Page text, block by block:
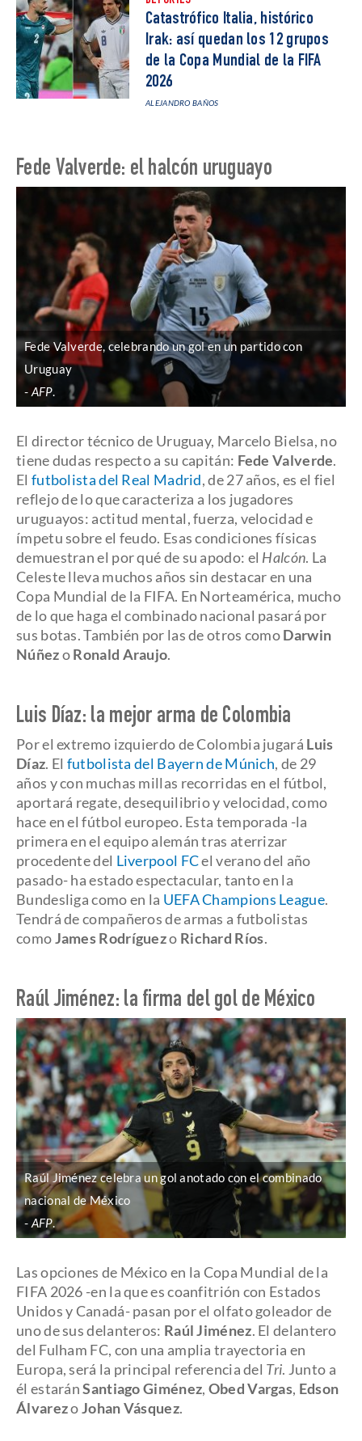
Catastrófico Italia, histórico
Irak: así quedan los 12 grupos
de la Copa Mundial de la FIFA
2026
ALEJANDRO BAÑOS
Fede Valverde: el halcón uruguayo
Fede Valverde, celebrando un gol en un partido con
Uruguay
AFP.
El director técnico de Uruguay, Marcelo Bielsa, no
tiene dudas respecto a su capitán: Fede Valverde.
El futbolista del Real Madrid, de 27 años, es el fiel
reflejo de lo que caracteriza a los jugadores
uruguayos: actitud mental, fuerza, velocidad e
ímpetu sobre el feudo. Esas condiciones físicas
demuestran el por qué de su apodo: el Halcón. La
Celeste lleva muchos años sin destacar en una
Copa Mundial de la FIFA. En Norteamérica, mucho
de lo que haga el combinado nacional pasará por
sus botas. También por las de otros comoDarwin
NúñezoRonald Araujo.
Luis Díaz: la mejor arma de Colombia
Por el extremo izquierdo de Colombia jugará Luis
Díaz. El futbolista del Bayern de Múnich, de 29
años y con muchas millas recorridas en el fútbol,
aportará regate, desequilibrio y velocidad, como
hace en el fútbol europeo. Esta temporada -la
primera en el equipo alemán tras aterrizar
procedente del Liverpool FCel verano del año
pasado- ha estado espectacular, tanto en la
Bundesliga como en la UEFA Champions League.
Tendrá de compañeros de armas a futbolistas
comoJames Rodríguezo Richard Ríos.
Raúl Jiménez: la firma del gol de México
Raúl Jiménez celebra un gol anotado con el combinado
nacional de México
AFP.
Las opciones de México en la Copa Mundial de la
FIFA 2026 -en la que es coanfitrión con Estados
Unidos y Canadá- pasan por el olfato goleador de
uno de sus delanteros: Raúl Jiménez. El delantero
del Fulham FC, con una amplia trayectoria en
Europa, será la principal referencia del Tri. Junto a
él estaránSantiago Giménez, Obed Vargas, Edson
ÁlvarezoJohan Vásquez.